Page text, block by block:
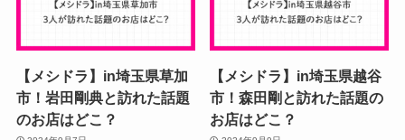
【メシドラ】in埼玉県草加
市！岩田剛典と訪れた話題
のお店はどこ？
【メシドラ】in埼玉県越谷
市！森田剛と訪れた話題の
お店はどこ？